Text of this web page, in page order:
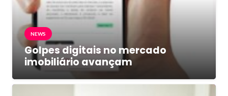
NEWS
Golpes digitais no mercado
imobiliário avançam